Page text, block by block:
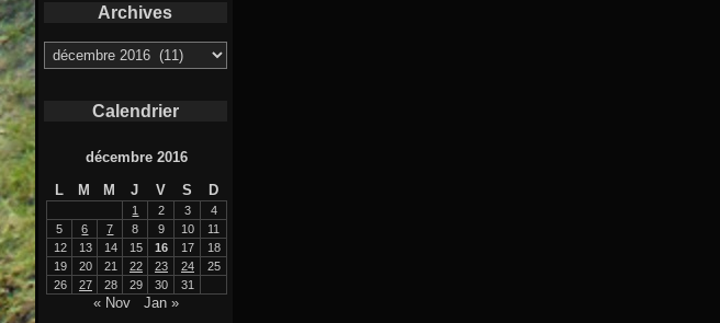
Archives
Archives
Calendrier
décembre 2016
L
M M J V S D
1 2 3
4
5
6 7 8 9 10
11
12
13 14 15 16 17
18
19
20 21 22 23 24
25
26
27 28 29 30 31
« Nov Jan »